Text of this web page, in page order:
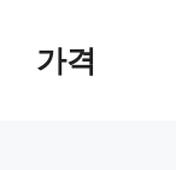
가격